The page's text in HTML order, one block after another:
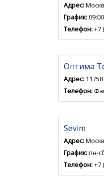
Адрес:
График:
Телефон:+7
Оптима
Адрес:
Телефон:
Sevim
Адрес:
График:пн-
Телефон:+7